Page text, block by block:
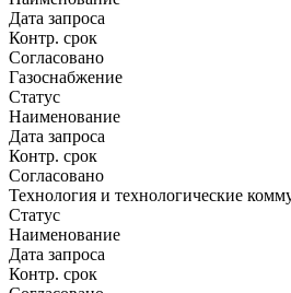
Дата запроса
Контр. срок
Согласовано
Газоснабжение
Статус
Наименование
Дата запроса
Контр. срок
Согласовано
Технология и технологические
Статус
Наименование
Дата запроса
Контр. срок